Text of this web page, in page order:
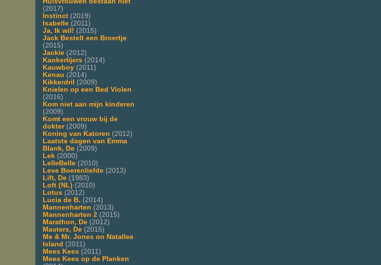
(2017)
Instinct (2019)
Isabelle (2011)
Ja, Ik wil! (2015)
Jack Bestelt een Broertje
(2015)
Jackie (2012)
Kankerlijers (2014)
Kauwboy (2011)
Kenau (2014)
Kikkerdril
(2009)
Knielen op een Bed Violen
(2016)
Kom niet aan mijn kinderen
(2009)
Komt een vrouw bij de
dokter(2009)
Koning van Katoren (2012)
Laatste dagen van Emma
Blank, De (2009)
Lek (2000)
LelleBelle (2010)
Leve Boerenliefde (2013)
Lift, De (1983)
Loft (NL) (2010)
Lotus (2012)
Lucia de B. (2014)
Mannenharten (2013)
Mannenharten 2 (2015)
Marathon, De (2012)
Masters, De (2015)
Me & Mr. Jones on Natallee
Island (2011)
Mees Kees (2011)
Mees Kees op de Planken